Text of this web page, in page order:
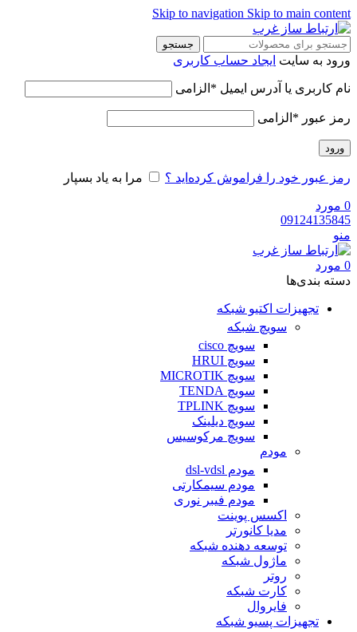
Skip to navigation Skip to main content
جستجو
ورود به سایت ایجاد حساب کاربری
نام کاربری یا آدرس ایمیل * الزامی
رمز عبور * الزامی
ورود
رمز عبور خود را فراموش کرده‌اید ؟ مرا به یاد بسپار
0 مورد
09124135845
منو
0 مورد
دسته‌ بندی‌ها
تجهیزات اکتیو شبکه
سویچ شبکه
سویچ cisco
سویچ HRUI
سویچ MICROTIK
سویچ TENDA
سویچ TPLINK
سویچ دیلینک
سویچ مرکوسیس
مودم
مودم dsl-vdsl
مودم سیمکارتی
مودم فیبر نوری
اکسس پوینت
مدیا کانورتر
توسعه دهنده شبکه
ماژول شبکه
روتر
کارت شبکه
فایروال
تجهیزات پسیو شبکه